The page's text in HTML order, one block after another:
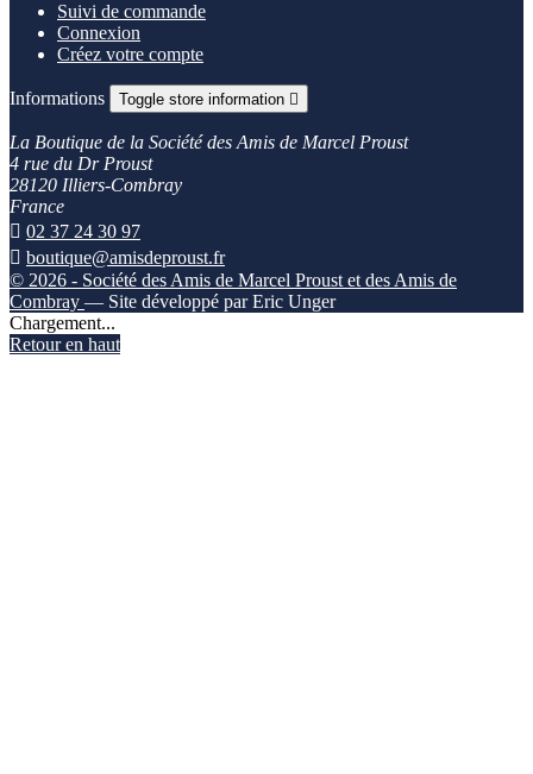
Suivi de commande
Connexion
Créez votre compte
Informations Toggle store information 
La Boutique de la Société des Amis de Marcel Proust
4 rue du Dr Proust
28120 Illiers-Combray
France
 02 37 24 30 97
 boutique@amisdeproust.fr
© 2026 - Société des Amis de Marcel Proust et des Amis de
Combray — Site développé par Eric Unger
Chargement...
Retour en haut